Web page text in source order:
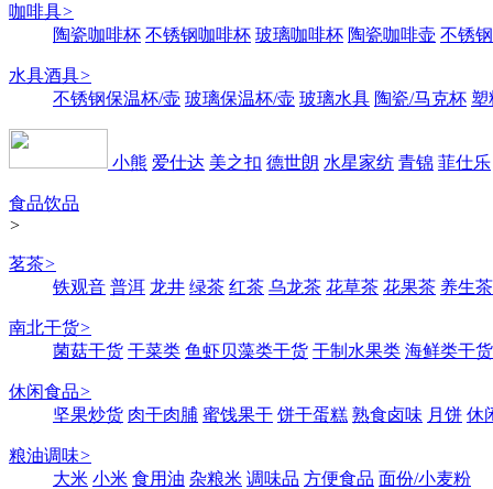
咖啡具>
陶瓷咖啡杯 不锈钢咖啡杯 玻璃咖啡杯 陶瓷咖啡壶 不锈
水具酒具>
不锈钢保温杯/壶 玻璃保温杯/壶 玻璃水具 陶瓷/马克杯 塑
小熊 爱仕达 美之扣 德世朗 水星家纺 青锦 菲仕乐
食品饮品
>
茗茶>
铁观音 普洱 龙井 绿茶 红茶 乌龙茶 花草茶 花果茶 养生茶
南北干货>
菌菇干货 干菜类 鱼虾贝藻类干货 干制水果类 海鲜类干货
休闲食品>
坚果炒货 肉干肉脯 蜜饯果干 饼干蛋糕 熟食卤味 月饼 休
粮油调味>
大米 小米 食用油 杂粮米 调味品 方便食品 面份/小麦粉